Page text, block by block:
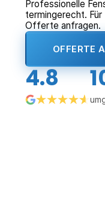
Professionelle
termingerecht.
Offerte anfragen.
OFFERTE
4.8